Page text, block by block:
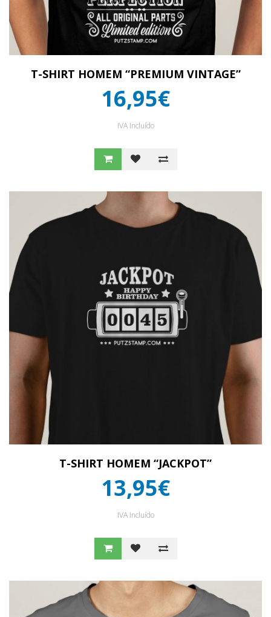
T-SHIRT HOMEM “PREMIUM VINTAGE”
16,95€
IVA Incluído
T-SHIRT HOMEM “JACKPOT”
13,95€
IVA Incluído